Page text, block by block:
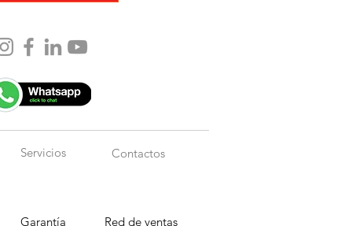
Servicios Contactos
Garantía Red de ventas